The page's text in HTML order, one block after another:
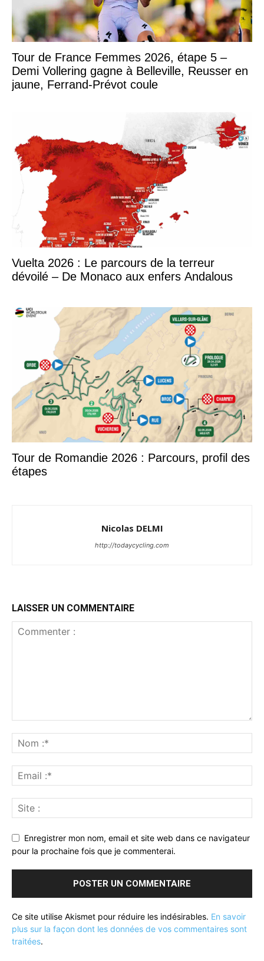
Tour de France Femmes 2026, étape 5 –
Demi Vollering gagne à Belleville, Reusser en
jaune, Ferrand-Prévot coule
Vuelta 2026 : Le parcours de la terreur
dévoilé – De Monaco aux enfers Andalous
Tour de Romandie 2026 : Parcours, profil des
étapes
Nicolas DELMI
http://todaycycling.com
LAISSER UN COMMENTAIRE
Enregistrer mon nom, email et site web dans ce navigateur
pour la prochaine fois que je commenterai.
Ce site utilise Akismet pour réduire les indésirables. En savoir
plus sur la façon dont les données de vos commentaires sont
traitées.